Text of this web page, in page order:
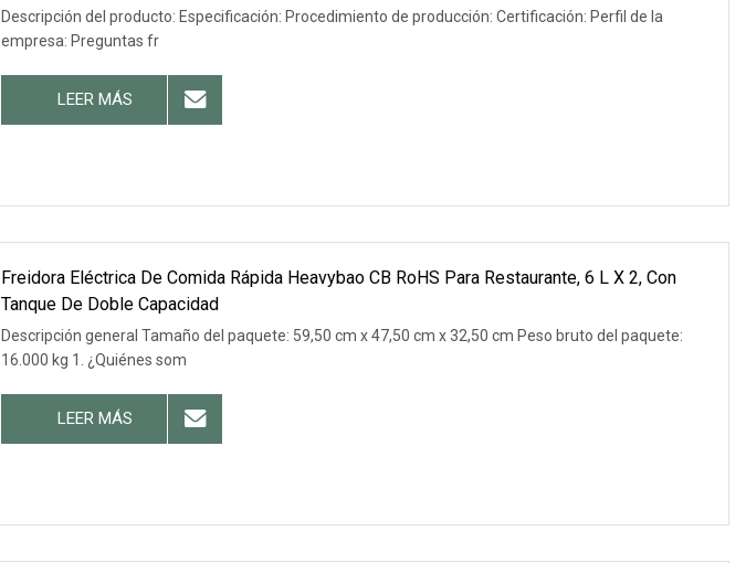
Descripción del producto: Especificación: Procedimiento de producción: Certificación: Perfil de la
empresa: Preguntas fr
LEER MÁS
Freidora Eléctrica De Comida Rápida Heavybao CB RoHS Para Restaurante, 6 L X 2, Con
Tanque De Doble Capacidad
Descripción general Tamaño del paquete: 59,50 cm x 47,50 cm x 32,50 cm Peso bruto del paquete:
16.000 kg 1. ¿Quiénes som
LEER MÁS